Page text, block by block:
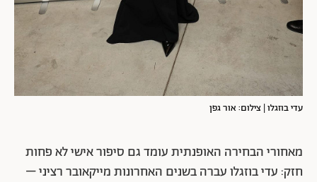
עדי בוזגלו | צילום: אור גפן
מאחורי הבחירה האופנתית עומד גם סיפור אישי לא פחות
חזק: עדי בוזגלו עברה בשנים האחרונות מייקאובר רציני –